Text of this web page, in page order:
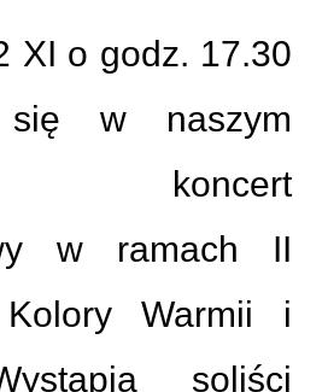
XI o godz. 17.30
się w naszym
koncert
w ramach II
Kolory Warmii i
soliści